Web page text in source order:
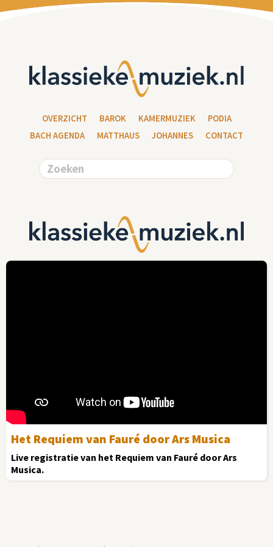
OVERZICHT BAROK KAMERMUZIEK
PODIA
BACH AGENDA
MATTHAUS JOHANNES CONTACT
Het Requiem van Fauré door Ars Musica
Live registratie van het Requiem van Fauré door Ars
Musica.